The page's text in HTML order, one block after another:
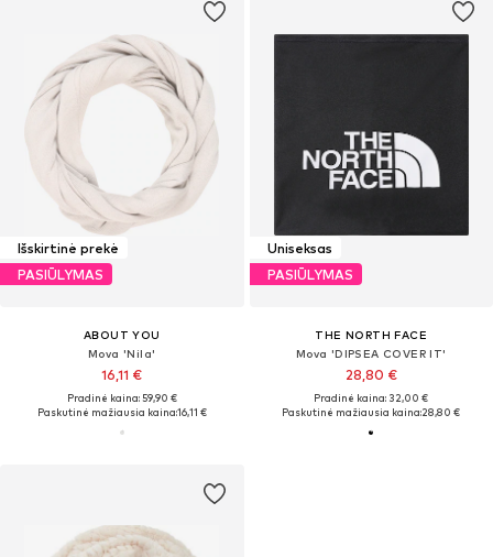
Išskirtinė prekė
PASIŪLYMAS
ABOUT YOU
Mova 'Nila'
16,11 €
Pradinė kaina: 59,90 €
Paskutinė mažiausia kaina:16,11 €
Uniseksas
PASIŪLYMAS
THE NORTH FACE
Mova 'DIPSEA COVER IT'
28,80 €
Pradinė kaina: 32,00 €
Paskutinė mažiausia kaina:28,80 €